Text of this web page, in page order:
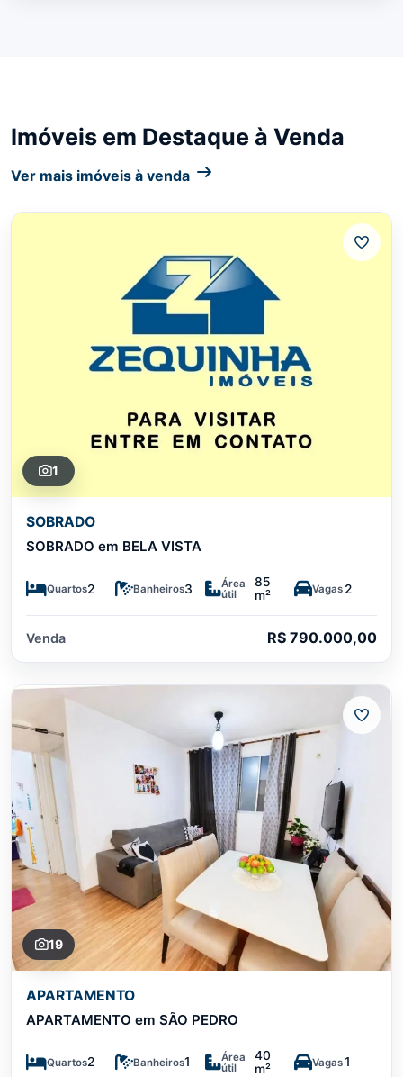
Imóveis em Destaque à Venda
Ver mais imóveis à venda
1
SOBRADO
SOBRADO em BELA VISTA
Quartos2 Banheiros3
Área
útil
85
m²
Vagas 2
Venda R$ 790.000,00
19
APARTAMENTO
APARTAMENTO em SÃO PEDRO
Quartos2 Banheiros1
Área
útil
40
m²
Vagas1